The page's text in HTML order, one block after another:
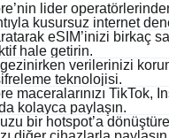
lider
kusursuz internet
eSIM’inizi birkaç
hale getirin.
gezinirken verilerinizi
teknolojisi.
maceralarınızı TikTok,
kolayca paylaşın.
bir hotspot’a